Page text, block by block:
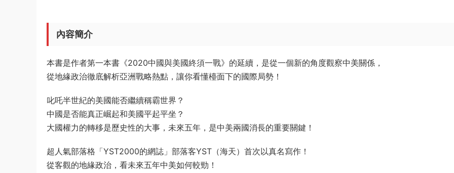
內容簡介
本書是作者第一本書《2020中國與美國終須一戰》的延續，是從一個新的角度觀察中美關係，
從地緣政治徹底解析亞洲戰略熱點，讓你看懂檯面下的國際局勢！
叱吒半世紀的美國能否繼續稱霸世界？
中國是否能真正崛起和美國平起平坐？
大國權力的轉移是歷史性的大事，未來五年，是中美兩國消長的重要關鍵！
超人氣部落格「YST2000的網誌」部落客YST（海天）首次以真名寫作！
從客觀的地緣政治，看未來五年中美如何較勁！